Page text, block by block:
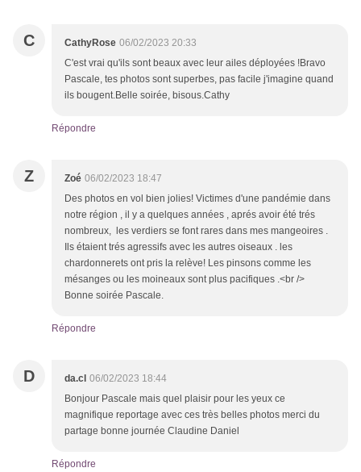
C CathyRose 06/02/2023 20:33
C'est vrai qu'ils sont beaux avec leur ailes déployées !Bravo
Pascale, tes photos sont superbes, pas facile j'imagine quand
ils bougent.Belle soirée, bisous.Cathy
Répondre
Z Zoé 06/02/2023 18:47
Des photos en vol bien jolies! Victimes d'une pandémie dans
notre région , il y a quelques années , aprés avoir été trés
nombreux, les verdiers se font rares dans mes mangeoires .
Ils étaient trés agressifs avec les autres oiseaux . les
chardonnerets ont pris la relève! Les pinsons comme les
mésanges ou les moineaux sont plus pacifiques .<br />
Bonne soirée Pascale.
Répondre
D da.cl 06/02/2023 18:44
Bonjour Pascale mais quel plaisir pour les yeux ce
magnifique reportage avec ces très belles photos merci du
partage bonne journée Claudine Daniel
Répondre